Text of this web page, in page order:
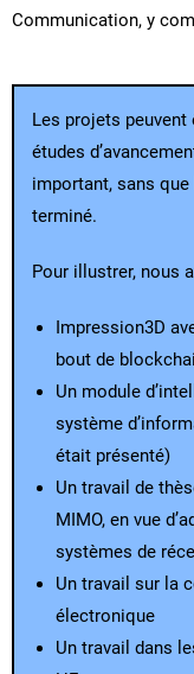
Communication, y
Les projets
études
important, sans
terminé.
Pour illustrer, nous
Impression3D
bout de
Un module
système
était présenté)
Un travail de
MIMO, en vue
systèmes de
Un travail sur la
électronique
Un travail dans